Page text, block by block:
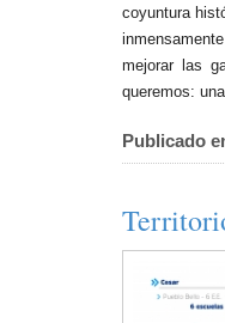
coyuntura
mejorar las
queremos:
Publicado